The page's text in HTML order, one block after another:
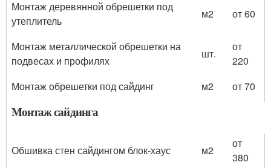
Монтаж деревянной обрешетки под
утеплитель
м2 от 60
Монтаж металлической обрешетки на
подвесах и профилях
шт.
от
220
Монтаж обрешетки под сайдинг
м2 от 70
Монтаж сайдинга
Обшивка стен сайдингом блок-хаус м2
от
380